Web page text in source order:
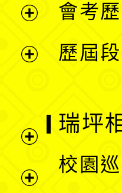
單
選
單
會考
歷屆
瑞坪
校園